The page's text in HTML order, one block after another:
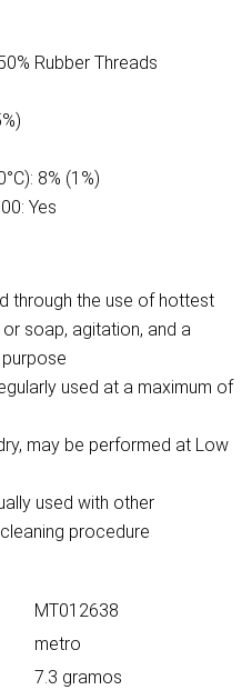
Rubber Threads
8% (1%)
Yes
through the use of hottest
soap, agitation, and a
used at a maximum of
may be performed at Low
used with other
procedure
MT012638
metro
7.3 gramos